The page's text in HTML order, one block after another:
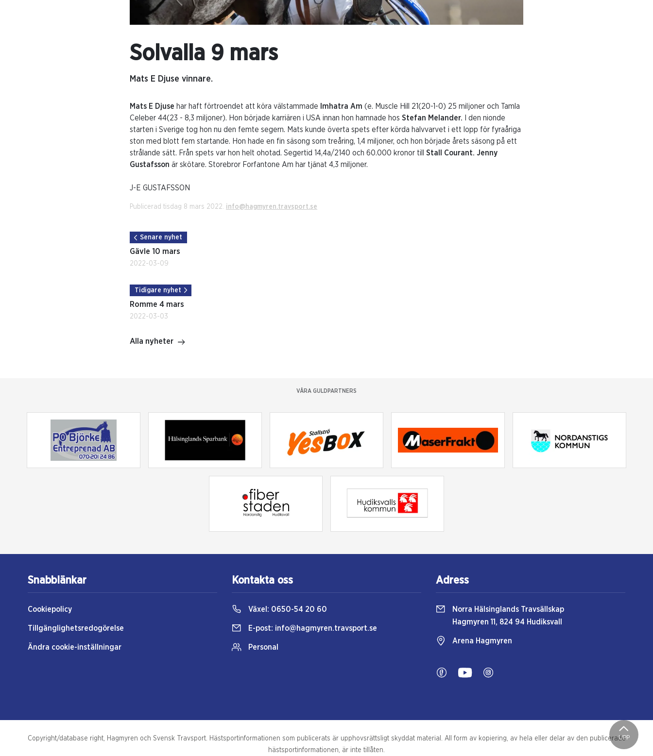
Solvalla 9 mars
Mats E Djuse vinnare.
Mats E Djuse har haft förtroendet att köra välstammade Imhatra Am (e. Muscle Hill 21(20-1-0) 25 miljoner och Tamla
Celeber 44(23 - 8,3 miljoner). Hon började karriären i USA innan hon hamnade hos Stefan Melander. I den nionde
starten i Sverige tog hon nu den femte segern. Mats kunde överta spets efter körda halvvarvet i ett lopp för fyraåriga
ston med blott fem startande. Hon hade en fin säsong som treåring, 1,4 miljoner, och hon började årets säsong på ett
strålande sätt. Från spets var hon helt ohotad. Segertid 14,4a/2140 och 60.000 kronor till Stall Courant. Jenny
Gustafsson är skötare. Storebror Forfantone Am har tjänat 4,3 miljoner.
J-E GUSTAFSSON
Publicerad tisdag 8 mars 2022. info@hagmyren.travsport.se
Senare nyhet
Gävle 10 mars
2022-03-09
Tidigare nyhet
Romme 4 mars
2022-03-03
Alla nyheter
VÅRA GULDPARTNERS
Snabblänkar
Cookiepolicy
Tillgänglighetsredogörelse
Ändra cookie-inställningar
Kontakta oss
Växel: 0650-54 20 60
E-post: info@hagmyren.travsport.se
Personal
Adress
Norra Hälsinglands Travsällskap
Hagmyren 11, 824 94 Hudiksvall
Arena Hagmyren
UPP
Copyright/database right, Hagmyren och Svensk Travsport. Hästsportinformationen som publicerats är upphovsrättsligt skyddat material. All form av kopiering, av hela eller delar av den publicerade
hästsportinformationen, är inte tillåten.